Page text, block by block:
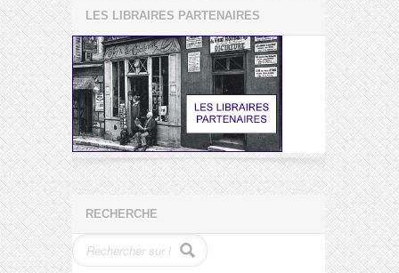
LES LIBRAIRES PARTENAIRES
RECHERCHE